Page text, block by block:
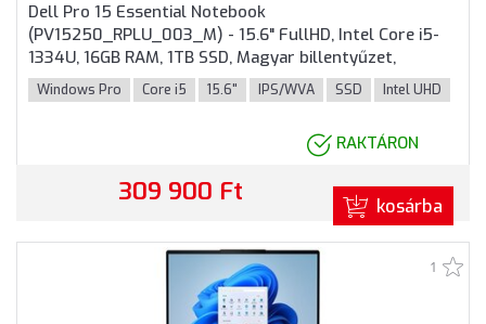
Dell Pro 15 Essential Notebook
(PV15250_RPLU_003_M) - 15.6" FullHD, Intel Core i5-
1334U, 16GB RAM, 1TB SSD, Magyar billentyűzet,
Windows 11 Professional, 3 év garancia, Platinaezüst
színben
Windows Pro Core i5 15.6" IPS/WVA SSD Intel UHD
RAKTÁRON
309 900 Ft kosárba
1